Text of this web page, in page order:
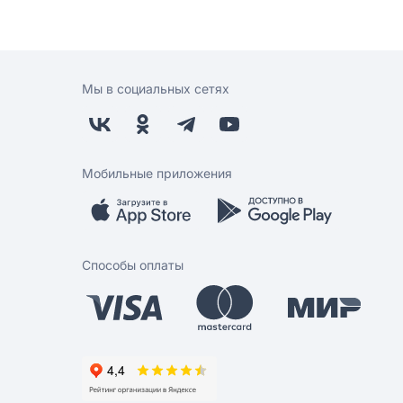
Мы в социальных сетях
Мобильные приложения
Способы оплаты